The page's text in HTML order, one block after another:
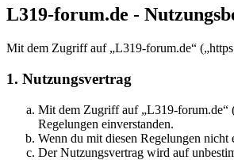
L319-forum.de -
Mit dem Zugriff auf „L319-forum.de“
1. Nutzungsvertrag
Mit dem Zugriff auf „L319-forum.de“
Regelungen einverstanden.
Wenn du mit diesen Regelungen
Der Nutzungsvertrag wird auf